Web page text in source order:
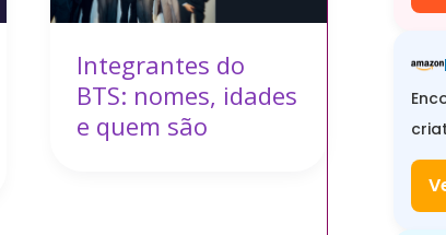
Integrantes do
BTS: nomes, idades
e quem são